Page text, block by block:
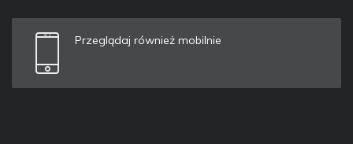
Przeglądaj również mobilnie